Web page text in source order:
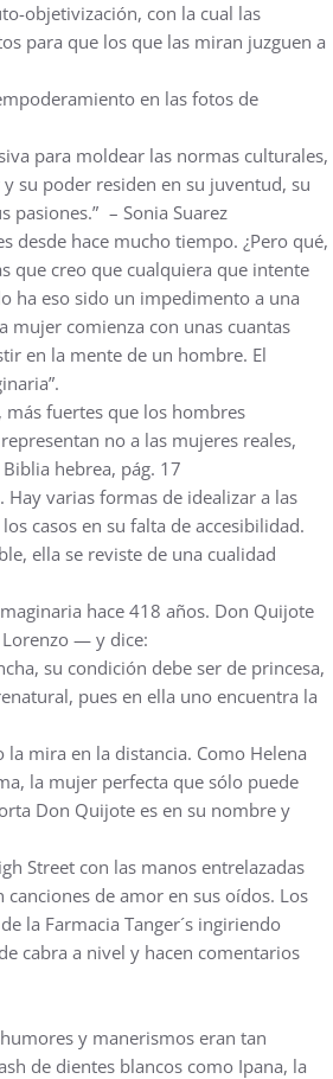
objetivización, con la cual las
para que los que las miran juzguen a
en las fotos de
para moldear las normas culturales,
su poder residen en su juventud, su
pasiones.” – Sonia Suarez
desde hace mucho tiempo. ¿Pero qué,
que creo que cualquiera que intente
ha eso sido un impedimento a una
mujer comienza con unas cuantas
en la mente de un hombre. El
más fuertes que los hombres
no a las mujeres reales,
hebrea, pág. 17
varias formas de idealizar a las
casos en su falta de accesibilidad.
ella se reviste de una cualidad
hace 418 años. Don Quijote
— y dice:
su condición debe ser de princesa,
pues en ella uno encuentra la
mira en la distancia. Como Helena
la mujer perfecta que sólo puede
Don Quijote es en su nombre y
Street con las manos entrelazadas
de amor en sus oídos. Los
la Farmacia Tanger´s ingiriendo
cabra a nivel y hacen comentarios
y manerismos eran tan
de dientes blancos como Ipana, la